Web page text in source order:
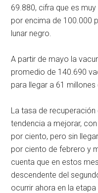
69.880, cifra que es
por encima de 100.000
lunar negro.
A partir de mayo la
promedio de 140.690
para llegar a 61 millones
La tasa de
tendencia a mejorar,
por ciento, pero sin
por ciento de febrero y
cuenta que en estos
descendente del
ocurrir ahora en la